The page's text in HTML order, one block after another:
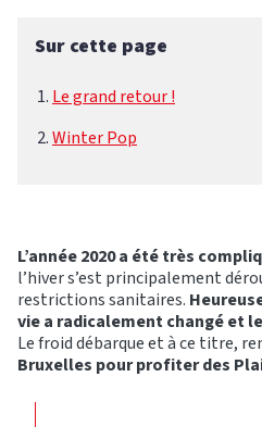
Sur cette page
Le grand retour !
Winter Pop
L’année 2020 a été très
l’hiver s’est principalement
restrictions sanitaires.
vie a radicalement changé et
Le froid débarque et à ce titre,
Bruxelles pour profiter des